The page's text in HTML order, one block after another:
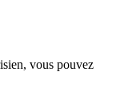
vous pouvez